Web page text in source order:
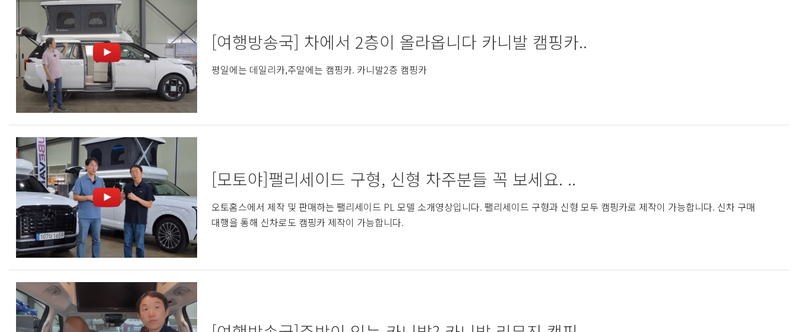
[여행방송국] 차에서 2층이 올라옵니다 카니발 캠핑카..
평일에는 데일리카,주말에는 캠핑카. 카니발2층 캠핑카
[모토야]팰리세이드 구형, 신형 차주분들 꼭 보세요. ..
오토홈스에서 제작 및 판매하는 팰리세이드 PL 모델 소개영상입니다. 팰리세이드 구형과 신형 모두 캠핑카로 제작이 가능합니다. 신차 구매
대행을 통해 신차로도 캠핑카 제작이 가능합니다.